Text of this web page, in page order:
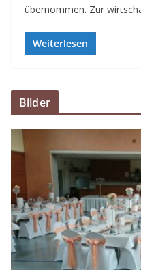
übernommen. Zur
Weiterlesen
Bilder